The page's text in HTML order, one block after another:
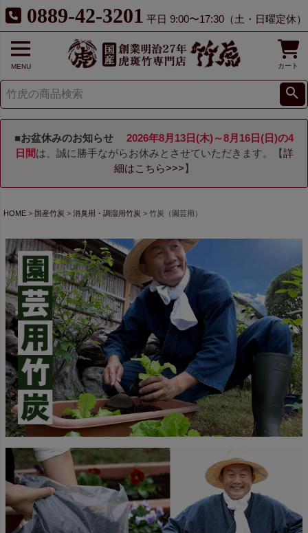
0889-42-3201 平日 9:00〜17:30（土・日曜定休）
MENU カート
■お盆休みのお知らせ
2026年8月13日(木)～8月16日(日)の4
日間は、誠に勝手ながらお休みとさせていただきます。【詳
細はこちら>>> 】
HOME 国産竹炭 消臭用・調湿用竹炭 竹炭（園芸用）